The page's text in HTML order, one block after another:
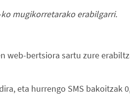
mugikorretarako erabilgarri.
web-bertsiora sartu zure
eta hurrengo SMS bakoitzak